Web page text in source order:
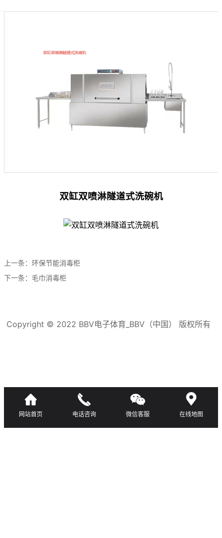
双缸双喷淋隧道式洗碗机
上一条： 环保节能消毒柜
下一条： 毛巾消毒柜
Copyright © 2022 BBV电子体育_BBV（中国） 版权所有
网站首页 电话咨询 微信客服 在线地图